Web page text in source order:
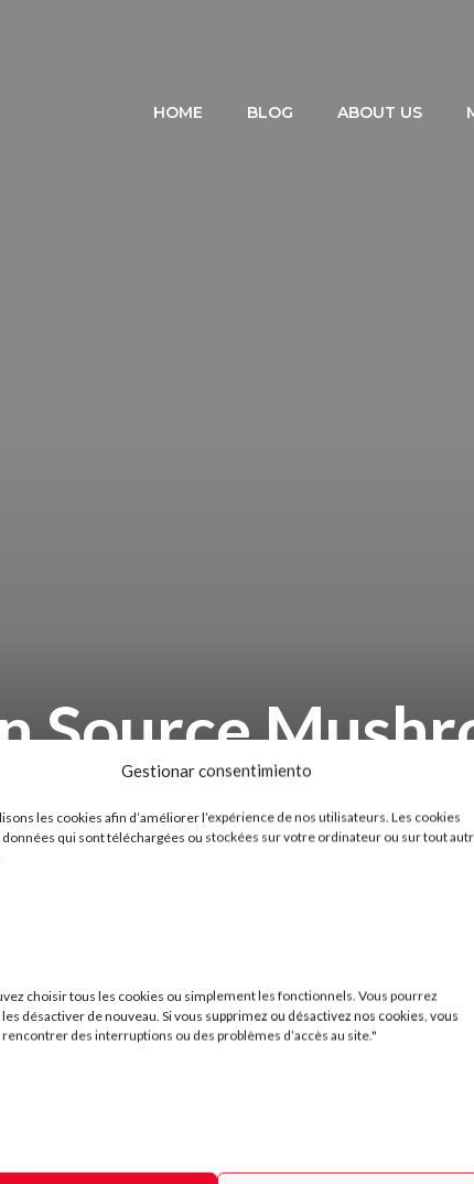
Gestionar consentimiento
les cookies afin d’améliorer l’expérience de nos utilisateurs. Les cookies
données qui sont téléchargées ou stockées sur votre ordinateur ou sur tout
choisir tous les cookies ou simplement les fonctionnels. Vous pourrez
désactiver de nouveau. Si vous supprimez ou désactivez nos cookies, vous
des interruptions ou des problèmes d’accès au site."
HOME BLOG ABOUT US
Source
27 JUILLET 2014
needs vary.